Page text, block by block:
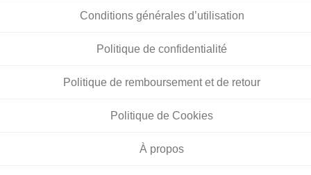
Conditions générales d’utilisation
Politique de confidentialité
Politique de remboursement et de retour
Politique de Cookies
À propos